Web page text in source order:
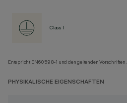
Class I
Entspricht EN60598-1 und den geltenden Vorschriften.
PHYSIKALISCHE EIGENSCHAFTEN